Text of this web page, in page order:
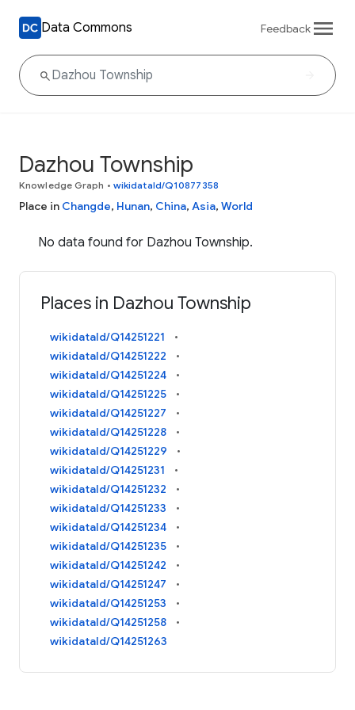
Data Commons Feedback
Dazhou Township
Knowledge Graph • wikidataId/Q10877358
Place in Changde, Hunan, China, Asia, World
No data found for Dazhou Township.
Places in Dazhou Township
wikidataId/Q14251221
wikidataId/Q14251222
wikidataId/Q14251224
wikidataId/Q14251225
wikidataId/Q14251227
wikidataId/Q14251228
wikidataId/Q14251229
wikidataId/Q14251231
wikidataId/Q14251232
wikidataId/Q14251233
wikidataId/Q14251234
wikidataId/Q14251235
wikidataId/Q14251242
wikidataId/Q14251247
wikidataId/Q14251253
wikidataId/Q14251258
wikidataId/Q14251263